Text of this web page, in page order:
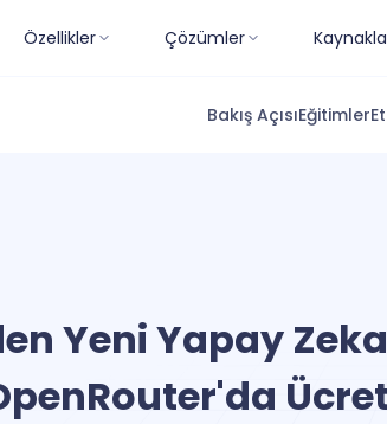
Özellikler Çözümler
Bakış AçısıEğitimler
Yeni Yapay Zeka